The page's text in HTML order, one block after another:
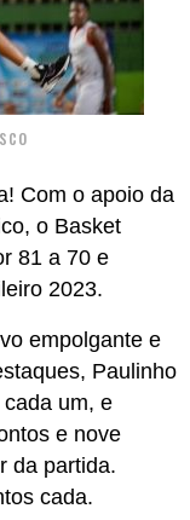
Com o apoio da
o Basket
81 a 70 e
2023.
empolgante e
Paulinho
um, e
e nove
da partida.
cada.